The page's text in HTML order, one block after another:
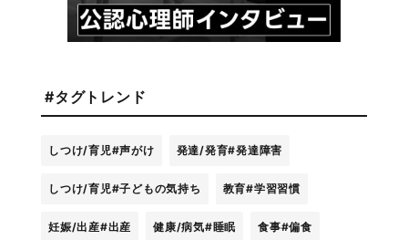
#タグトレンド
しつけ/育児#声がけ 発達/発育#発達障害
しつけ/育児#子どもの気持ち 教育#学習習慣
妊娠/出産#出産 健康/病気#睡眠 食事#偏食